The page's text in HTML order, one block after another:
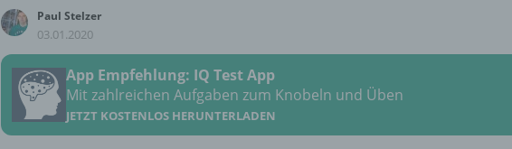
Paul Stelzer
03.01.2020
App Empfehlung: IQ Test App
Mit zahlreichen Aufgaben zum Knobeln und Üben
JETZT KOSTENLOS HERUNTERLADEN